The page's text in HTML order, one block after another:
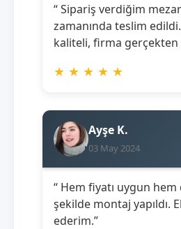
“ Sipariş verdiğim
zamanında teslim
kaliteli, firma gerçekten
★ ★ ★ ★ ★
Ayşe K.
03 May 2024
“ Hem fiyatı uygun hem
şekilde montaj yapıldı.
ederim.”